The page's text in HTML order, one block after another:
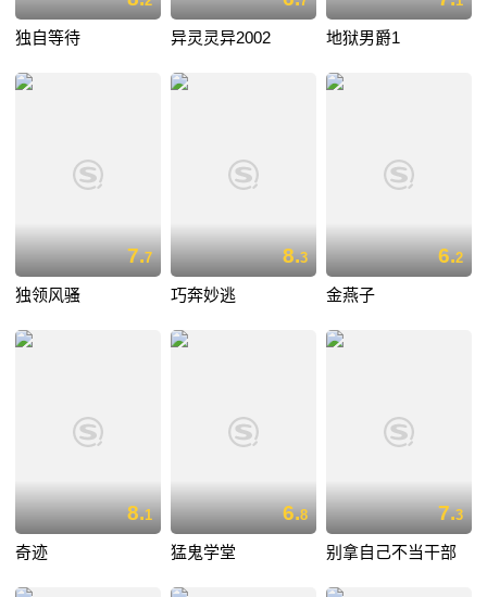
独自等待 异灵灵异2002 地狱男爵1
7.7
独领风骚
8.3
巧奔妙逃
6.2
金燕子
8.1
奇迹
6.8
猛鬼学堂
7.3
别拿自己不当干部